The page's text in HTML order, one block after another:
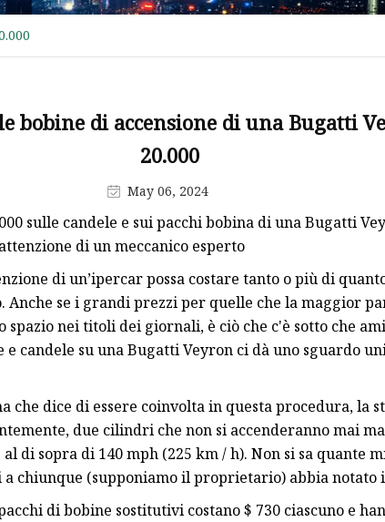
di accensione
PISTONE
DENSO
bobine di accensione di una Bugatti
20.000
May 06, 2024
sulle candele e sui pacchi bobina di una Bugatti
di un meccanico esperto
di un’ipercar possa costare tanto o più di
Anche se i grandi prezzi per quelle che la maggior
nei titoli dei giornali, è ciò che c'è sotto che
e candele su una Bugatti Veyron ci dà uno sguardo
che dice di essere coinvolta in questa procedura, la
due cilindri che non si accenderanno mai
di sopra di 140 mph (225 km / h). Non si sa quante
a chiunque (supponiamo il proprietario) abbia notato
di bobine sostitutivi costano $ 730 ciascuno e